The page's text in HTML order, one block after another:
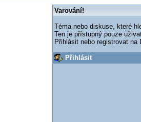
Varování!
Téma nebo diskuse, které
Ten je přístupný pouze
Přihlásit nebo registrovat
Přihlásit